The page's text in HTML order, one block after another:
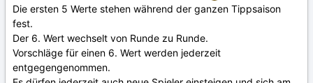
Die ersten 5 Werte stehen während der ganzen Tippsaison
fest.
Der 6. Wert wechselt von Runde zu Runde.
Vorschläge für einen 6. Wert werden jederzeit
entgegengenommen.